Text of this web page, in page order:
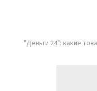
"Деньги 24": какие